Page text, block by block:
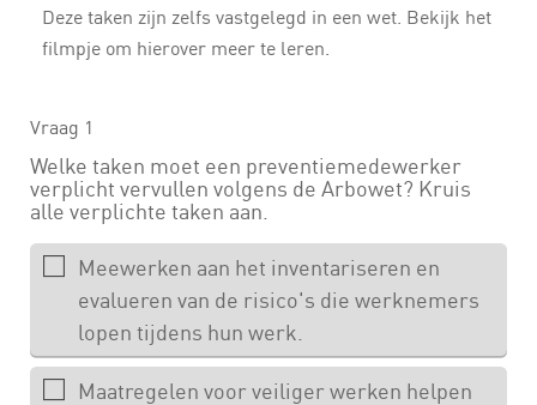
Deze taken zijn zelfs vastgelegd in een wet. Bekijk het
filmpje om hierover meer te leren.
Vraag 1